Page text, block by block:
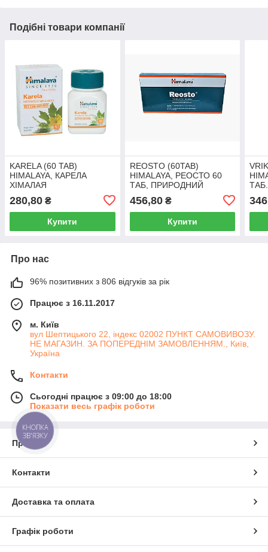
Подібні товари компанії
KARELA (60 TAB)
HIMALAYA, КАРЕЛА
ХІМАЛАЯ
280,80 ₴
Купити
REOSTO (60TAB)
HIMALAYA, РЕОСТО 60
ТАБ, ПРИРОДНИЙ
456,80₴
Купити
Про нас
96% позитивних з 806 відгуків за рік
Працює з 16.11.2017
м. Київ
вул Шептицького 22, індекс 02002 ПУНКТ САМОВИВОЗУ.
НЕ МАГАЗИН. ЗА ПОПЕРЕДНІМ ЗАМОВЛЕННЯМ., Київ,
Україна
Контакти
Сьогодні працює з 09:00 до 18:00
Показати весь графік роботи
Про нас
Контакти
Доставка та оплата
Графік роботи
КНОПКА
ЗВ'ЯЗКУ